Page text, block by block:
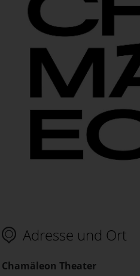
Adresse und Ort
Chamäleon Theater